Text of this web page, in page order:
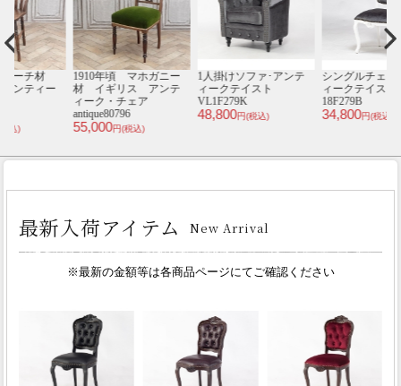
1910年頃 マホガニー
材 イギリス アンテ
ィーク・チェア
antique80796
55,000 円(税込)
1人掛けソファ･アンテ
ィークテイスト
VL1F279K
円(税込)
シングルチェア･アンテ
ィークテイスト E6200-
34,800 円(税込)